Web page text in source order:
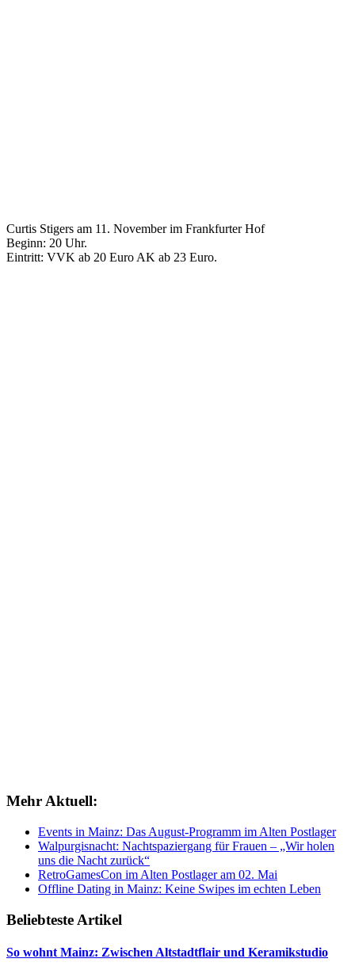
Curtis Stigers am 11. November im Frankfurter Hof
Beginn: 20 Uhr.
Eintritt: VVK ab 20 Euro AK ab 23 Euro.
Mehr Aktuell:
Events in Mainz: Das August-Programm im Alten Postlager
Walpurgisnacht: Nachtspaziergang für Frauen – „Wir holen
uns die Nacht zurück“
RetroGamesCon im Alten Postlager am 02. Mai
Offline Dating in Mainz: Keine Swipes im echten Leben
Beliebteste Artikel
So wohnt Mainz: Zwischen Altstadtflair und Keramikstudio